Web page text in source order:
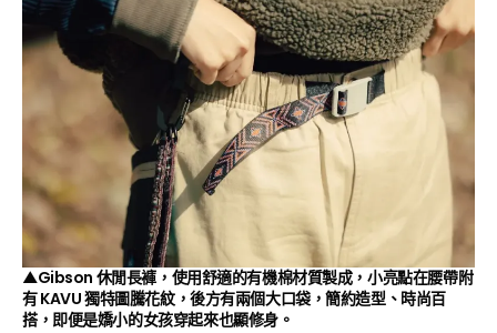
▲Gibson 休閒長褲，使用舒適的有機棉材質製成，小亮點在腰帶附
有 KAVU 獨特圖騰花紋，後方有兩個大口袋，簡約造型、時尚百
搭，即便是嬌小的女孩穿起來也顯修身。